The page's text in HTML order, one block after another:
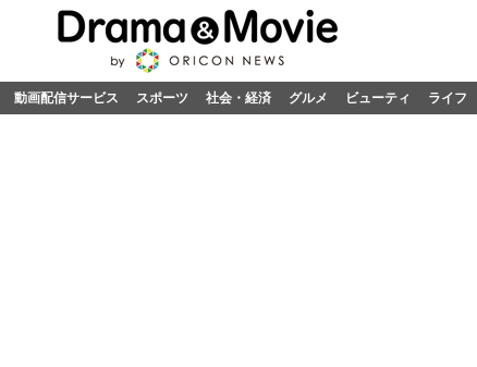
動画配信サービス スポーツ 社会・経済 グルメ ビューティ ライフ